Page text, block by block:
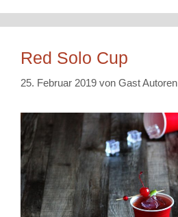
Red Solo Cup
25. Februar 2019 von Gast Autoren